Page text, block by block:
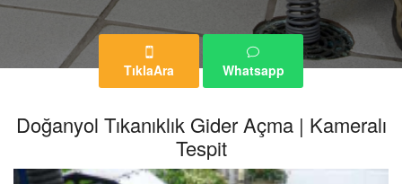
TıklaAra Whatsapp
Doğanyol Tıkanıklık Gider Açma | Kameralı
Tespit